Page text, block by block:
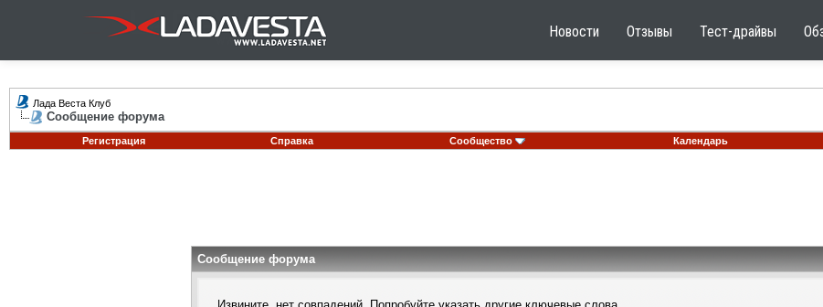
Новости Отзывы Тест-драйвы
Лада Веста Клуб
Сообщение форума
Регистрация
Справка Сообщество Календарь
Сообщение форума